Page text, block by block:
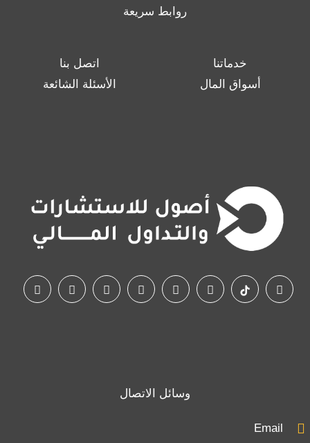
روابط سريعة
خدماتنا
اتصل بنا
أسواق المال
الأسئلة الشائعة
وسائل الاتصال
Email